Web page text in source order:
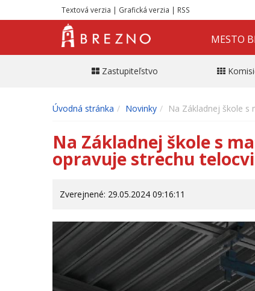
Textová verzia | Grafická verzia | RSS
MESTO
Zastupiteľstvo
Úvodná stránka Novinky Na Základnej škole s
Na Základnej škole s
opravuje strechu
Zverejnené: 29.05.2024 09:16:11